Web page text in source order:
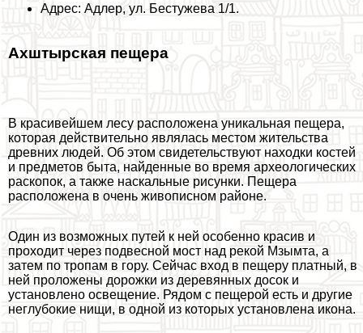
Адрес: Адлер, ул. Бестужева 1/1.
Ахштырская пещера
В красивейшем лесу расположена уникальная пещера,
которая действительно являлась местом жительства
древних людей. Об этом свидетельствуют находки костей
и предметов быта, найденные во время археологических
раскопок, а также наскальные рисунки. Пещера
расположена в очень живописном районе.
Один из возможных путей к ней особенно красив и
проходит через подвесной мост над рекой Мзымта, а
затем по тропам в гору. Сейчас вход в пещеру платный, в
ней проложены дорожки из деревянных досок и
установлено освещение. Рядом с пещерой есть и другие
неглубокие нищи, в одной из которых установлена икона.